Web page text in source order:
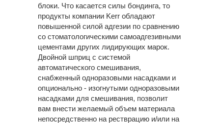
блоки. Что касается силы бондинга, то
продукты компании Kerr обладают
повышенной силой адгезии по сравнению
со стоматологическими самоадгезивными
цементами других лидирующих марок.
Двойной шприц с системой
автоматического смешивания,
снабженный одноразовыми насадками и
опционально - изогнутыми одноразовыми
насадками для смешивания, позволит
вам внести желаемый объем материала
непосредственно на рестврацию и/или на